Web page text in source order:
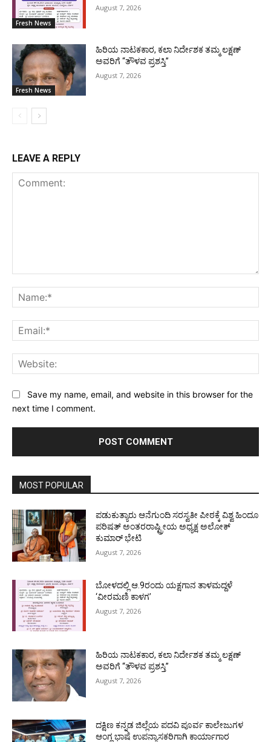
Fresh News
August 7, 2026
Fresh News
ಹಿರಿಯ ನಾಟಕಕಾರ, ಕಲಾ ನಿರ್ದೇಶಕ ತಮ್ಮ ಲಕ್ಷಣ್
ಅವರಿಗೆ “ತೌಳವ ಪ್ರಶಸ್ತಿ”
August 7, 2026
LEAVE A REPLY
Save my name, email, and website in this browser for the
next time I comment.
MOST POPULAR
ಪಡುಕುತ್ಯಾರು ಆನೆಗುಂದಿ ಸರಸ್ವತೀ ಪೀಠಕ್ಕೆ ವಿಶ್ವ ಹಿಂದೂ
ಪರಿಷತ್ ಅಂತರರಾಷ್ಟ್ರೀಯ ಅಧ್ಯಕ್ಷ ಅಲೋಕ್
ಕುಮಾರ್ ಭೇಟಿ
August 7, 2026
ಬೋಳದಲ್ಲಿ ಆ.9ರಂದು ಯಕ್ಷಗಾನ ತಾಳಮದ್ದಳೆ
‘ವೀರಮಣಿ ಕಾಳಗ’
August 7, 2026
ಹಿರಿಯ ನಾಟಕಕಾರ, ಕಲಾ ನಿರ್ದೇಶಕ ತಮ್ಮ ಲಕ್ಷಣ್
ಅವರಿಗೆ “ತೌಳವ ಪ್ರಶಸ್ತಿ”
August 7, 2026
ದಕ್ಷಿಣ ಕನ್ನಡ ಜಿಲ್ಲೆಯ ಪದವಿ ಪೂರ್ವ ಕಾಲೇಜುಗಳ
ಆಂಗ್ಲ ಭಾಷೆ ಉಪನ್ಯಾಸಕರಿಗಾಗಿ ಕಾರ್ಯಾಗಾರ